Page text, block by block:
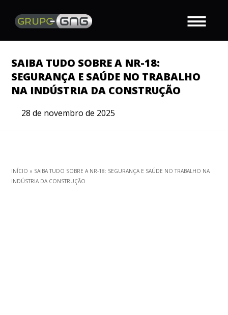
SAIBA TUDO SOBRE A NR-18:
SEGURANÇA E SAÚDE NO TRABALHO
NA INDÚSTRIA DA CONSTRUÇÃO
28 de novembro de 2025
INÍCIO » SAIBA TUDO SOBRE A NR-18: SEGURANÇA E SAÚDE NO TRABALHO NA
INDÚSTRIA DA CONSTRUÇÃO